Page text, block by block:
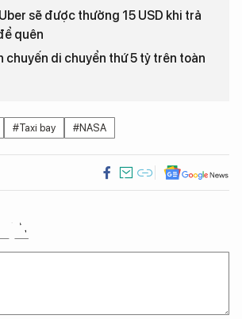
sẽ được thưởng 15 USD khi trả
quên
chuyến di chuyển thứ 5 tỷ trên toàn
#Taxi bay #NASA